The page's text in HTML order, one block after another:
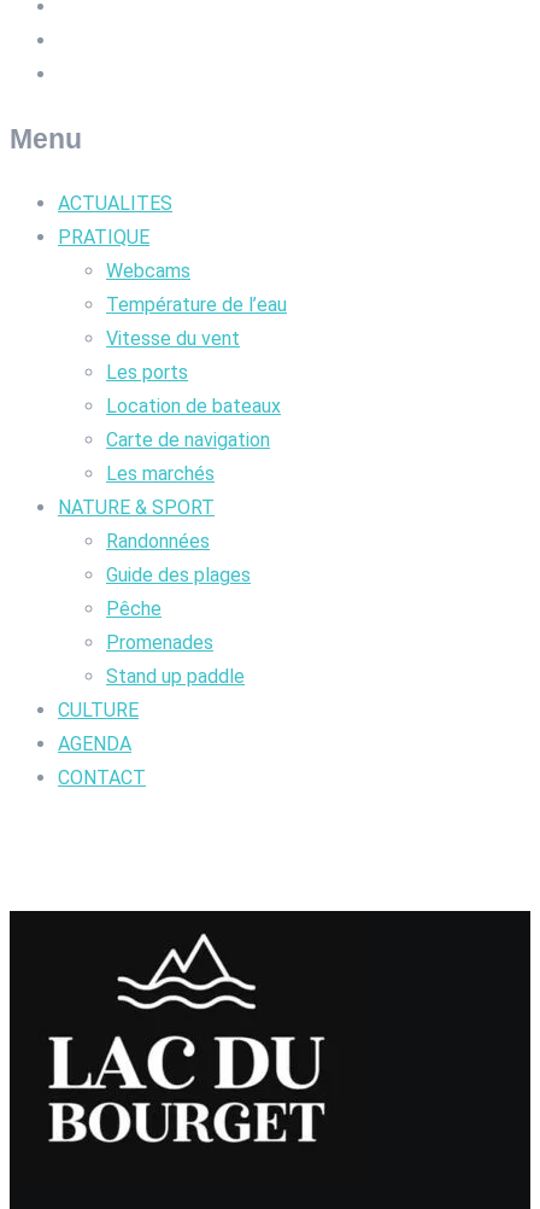
Menu
ACTUALITES
PRATIQUE
Webcams
Température de l’eau
Vitesse du vent
Les ports
Location de bateaux
Carte de navigation
Les marchés
NATURE & SPORT
Randonnées
Guide des plages
Pêche
Promenades
Stand up paddle
CULTURE
AGENDA
CONTACT